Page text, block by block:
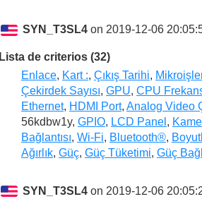
SYN_T3SL4 on 2019-12-06
Lista de criterios (32)
Enlace, Kart :, Çıkış Tarihi,
Çekirdek Sayısı, GPU, CPU
Ethernet, HDMI Port, Analog Video
56kdbw1y, GPIO, LCD Panel ,
Bağlantısı, Wi-Fi, Bluetooth®,
Ağırlık, Güç, Güç Tüketimi, Güç
SYN_T3SL4 on 2019-12-06